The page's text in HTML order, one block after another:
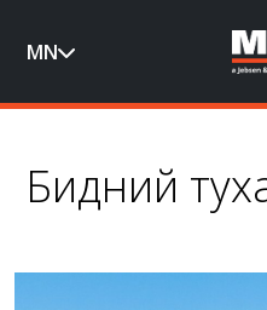
MN
Бидний